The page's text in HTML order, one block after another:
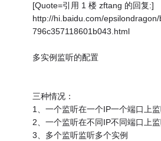
[Quote=引用 1 楼 zftang 的回复:]
http://hi.baidu.com/
796c357118601b043.html
多实例监听的配置
三种情况：
1、一个监听在一个IP一个端口上
2、一个监听在不同IP不同端口上
3、多个监听监听多个实例